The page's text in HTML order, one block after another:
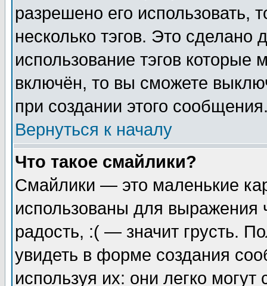
разрешено его использовать,
несколько тэгов. Это сделано
использование тэгов
включён, то вы сможете
при создании этого
Вернуться к началу
Что такое смайлики?
Смайлики — это маленькие
использованы для
радость, :( — значит грусть.
увидеть в форме создания
используя их: они легко